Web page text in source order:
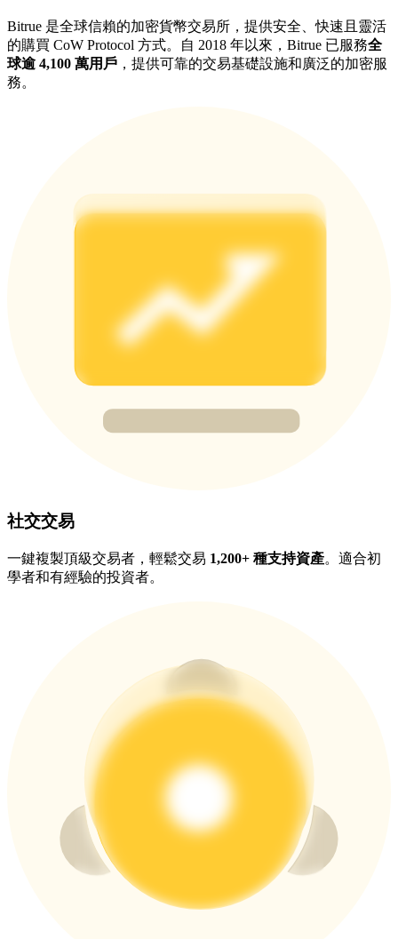
邀請朋友獲得現金獎勵
BTC 專享獎勵
充值並交易BTC瓜分 25,000 USDT 獎池！
充值CASHCAT & 赢取
瓜分 500000 CASHCAT 獎池
註冊&交易贏 500,000 USDT
USDT 新手理財 10% APR
USDT活期理財、無鎖定期
新用戶專享 BTC 6.5% APR
BTC 活期理財、無鎖定期
Bitrue 是全球信賴的加密貨幣交易所，提供安全、快速且靈活
的購買 CoW Protocol 方式。自 2018 年以來，Bitrue 已服務全
球逾 4,100 萬用戶 ，提供可靠的交易基礎設施和廣泛的加密服
務。
社交交易
一鍵複製頂級交易者，輕鬆交易 1,200+ 種支持資產。適合初
學者和有經驗的投資者。